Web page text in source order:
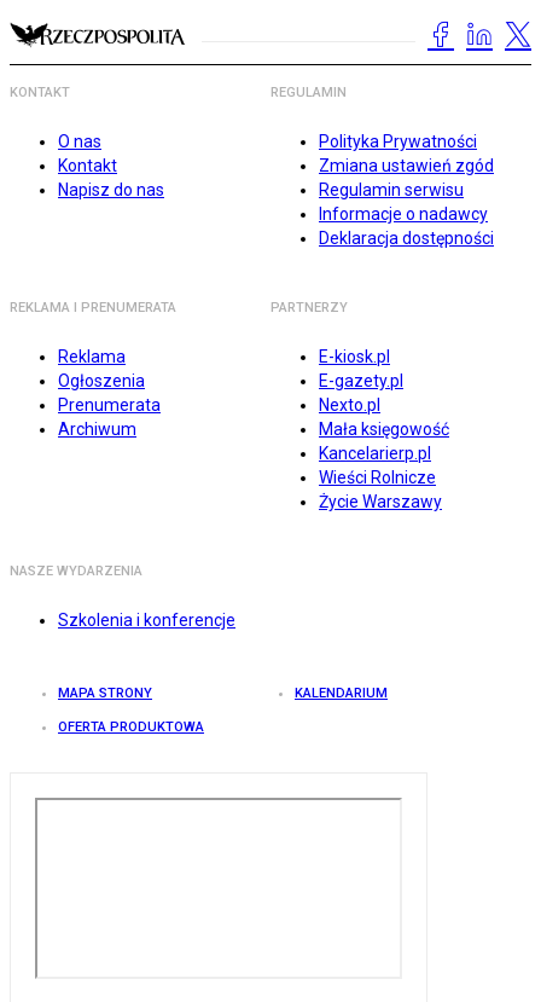
KONTAKT
O nas
Kontakt
Napisz do nas
REGULAMIN
Polityka Prywatności
Zmiana ustawień zgód
Regulamin serwisu
Informacje o nadawcy
Deklaracja dostępności
REKLAMA I PRENUMERATA
Reklama
Ogłoszenia
Prenumerata
Archiwum
PARTNERZY
E-kiosk.pl
E-gazety.pl
Nexto.pl
Mała księgowość
Kancelarierp.pl
Wieści Rolnicze
Życie Warszawy
NASZE WYDARZENIA
Szkolenia i konferencje
MAPA STRONY KALENDARIUM
OFERTA PRODUKTOWA